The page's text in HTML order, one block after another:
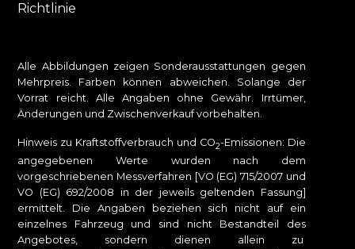
Richtlinie
Alle Abbildungen zeigen Sonderausstattungen gegen
Mehrpreis. Farben können abweichen. Solange der
Vorrat reicht. Alle Angaben ohne Gewähr. Irrtümer,
Änderungen und Zwischenverkauf vorbehalten.
Hinweis zu Kraftstoffverbrauch und CO2-Emissionen: Die
angegebenen Werte wurden nach dem
vorgeschriebenen Messverfahren [VO (EG) 715/2007 und
VO (EG) 692/2008 in der jeweils geltenden Fassung]
ermittelt. Die Angaben beziehen sich nicht auf ein
einzelnes Fahrzeug und sind nicht Bestandteil des
Angebotes, sondern dienen allein zu